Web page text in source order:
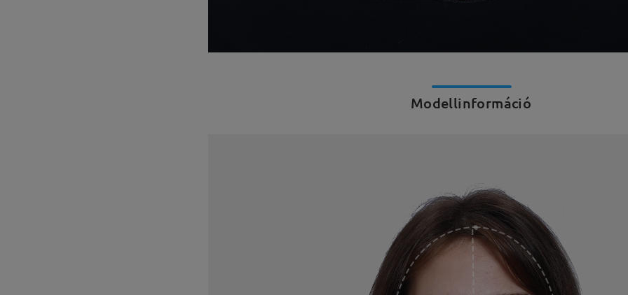
Modellinformáció